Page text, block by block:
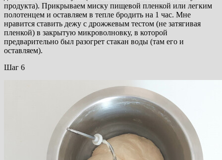
продукта). Прикрываем миску пищевой пленкой или легким
полотенцем и оставляем в тепле бродить на 1 час. Мне
нравится ставить дежу с дрожжевым тестом (не затягивая
пленкой) в закрытую микроволновку, в которой
предварительно был разогрет стакан воды (там его и
оставляем).
Шаг 6